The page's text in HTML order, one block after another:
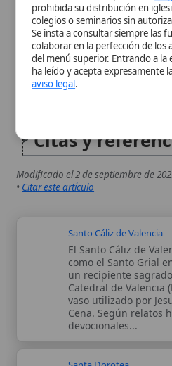
Citas y
Modificado el 2 de septiembre de 2025 •
Citar este artículo
El Santo Cáliz de
un recipiente sagrado
Catedral de Valencia
Cena. Según relatos
devocionales...
Santa Dorotea se refiere
Dorotea de Cesarea,
sufrió durante la
en el año 311. Es
inquebrantable fe y el
frutos celestiales que...
Artículo supervisado